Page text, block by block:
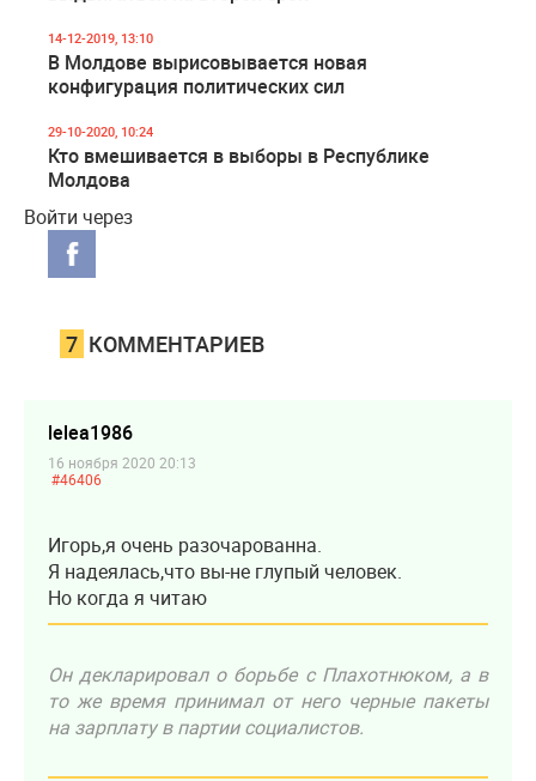
14-12-2019, 13:10
В Молдове вырисовывается новая
конфигурация политических сил
29-10-2020, 10:24
Кто вмешивается в выборы в Республике
Молдова
Войти через
7 КОММЕНТАРИЕВ
lelea1986
16 ноября 2020 20:13
#46406
Игорь,я очень разочарованна.
Я надеялась,что вы-не глупый человек.
Но когда я читаю
Он декларировал о борьбе с Плахотнюком, а в
то же время принимал от него черные пакеты
на зарплату в партии социалистов.